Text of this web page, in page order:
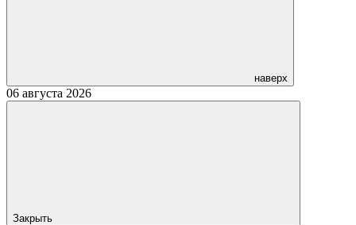
наверх
06 августа 2026
Закрыть